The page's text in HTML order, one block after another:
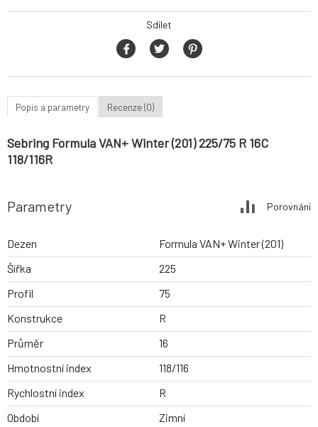
Sdílet
Popis a parametry Recenze (0)
Sebring Formula VAN+ Winter (201) 225/75 R 16C
118/116R
Parametry Porovnání
Dezen
Formula VAN+ Winter (201)
Šířka
225
Profil
75
Konstrukce
R
Průměr
16
Hmotnostní index
118/116
Rychlostní index
R
Období
Zimní